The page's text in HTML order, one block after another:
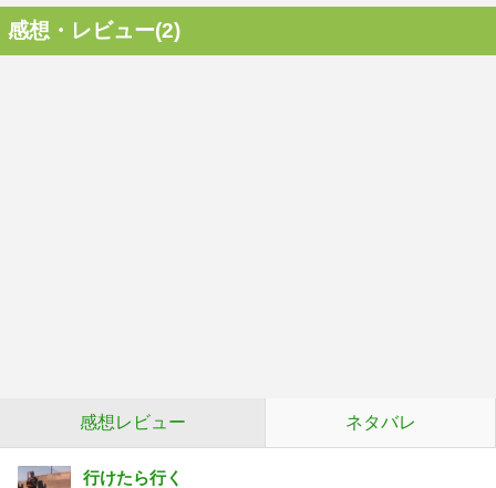
感想・レビュー(2)
感想レビュー ネタバレ
行けたら行く